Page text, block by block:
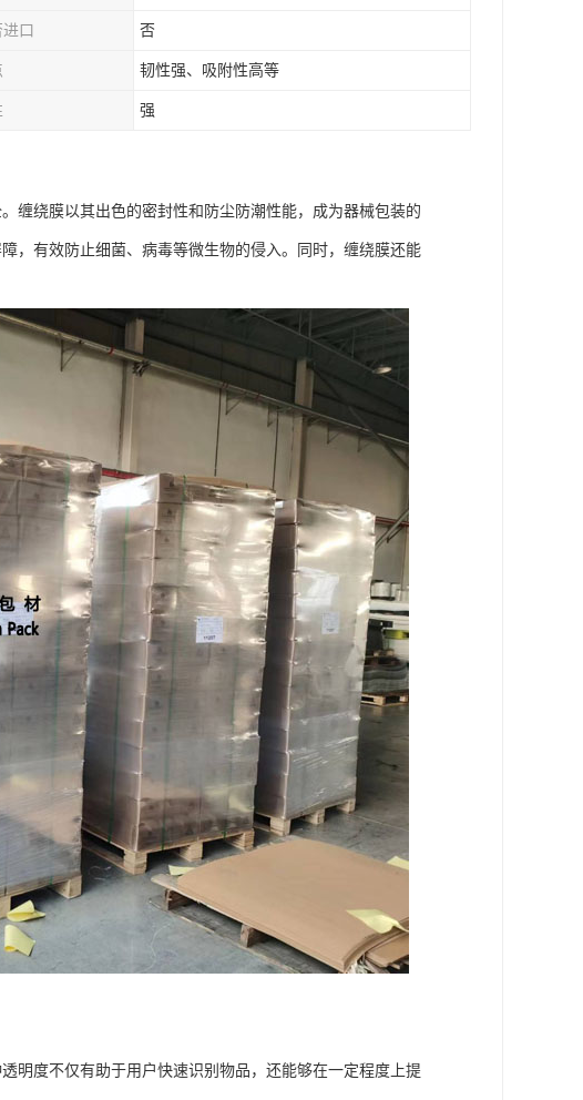
口 否
韧性强、吸附性高等
强
缠绕膜以其出色的密封性和防尘防潮性能，成为器械包装的
，有效防止细菌、病毒等微生物的侵入。同时，缠绕膜还能
明度不仅有助于用户快速识别物品，还能够在一定程度上提